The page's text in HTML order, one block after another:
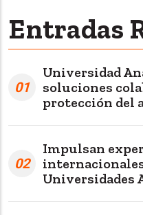
Entradas
01
Universidad
soluciones
protección del
02
Impulsan
internacionales
Universidades